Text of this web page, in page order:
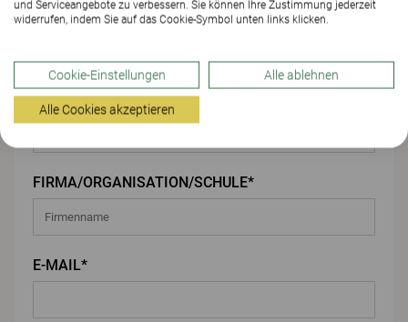
VORNAME*
NACHNAME*
FIRMA/ORGANISATION/SCHULE*
E-MAIL*
und Serviceangebote zu verbessern. Sie können Ihre Zustimmung jederzeit
widerrufen, indem Sie auf das Cookie-Symbol unten links klicken.
Cookie-Einstellungen Alle ablehnen
Alle Cookies akzeptieren